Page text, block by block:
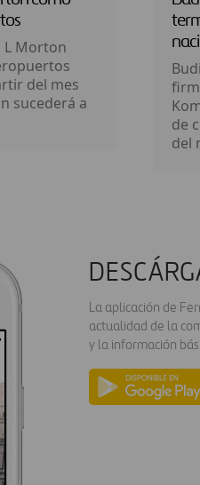
L Morton
del mes
sucederá a
de
del
La aplicación de
actualidad de la
y la información